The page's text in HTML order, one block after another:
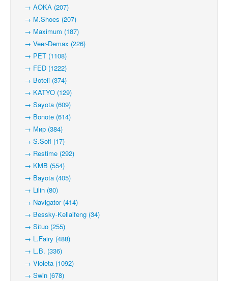
→ AOKA (207)
→ M.Shoes (207)
→ Maximum (187)
→ Veer-Demax (226)
→ PET (1108)
→ FED (1222)
→ Boteli (374)
→ KATYO (129)
→ Sayota (609)
→ Bonote (614)
→ Мир (384)
→ S.Sofi (17)
→ Restime (292)
→ KMB (554)
→ Bayota (405)
→ Lilin (80)
→ Navigator (414)
→ Bessky-Kellaifeng (34)
→ Situo (255)
→ L.Fairy (488)
→ L.B. (336)
→ Violeta (1092)
→ Swin (678)